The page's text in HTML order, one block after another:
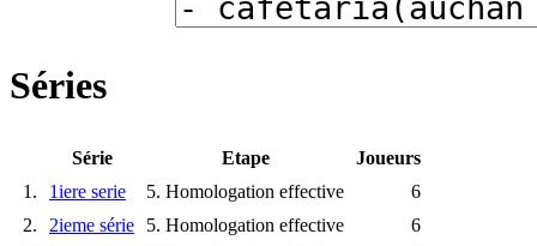
Séries
Série Etape
Joueurs
1.
1iere serie 5. Homologation effective
6
2.
2ieme série 5. Homologation effective
6